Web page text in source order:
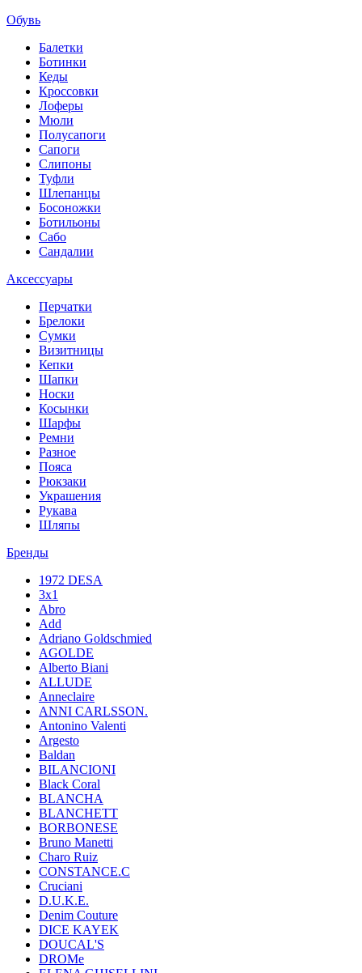
Обувь
Балетки
Ботинки
Кеды
Кроссовки
Лоферы
Мюли
Полусапоги
Сапоги
Слипоны
Туфли
Шлепанцы
Босоножки
Ботильоны
Сабо
Сандалии
Аксессуары
Перчатки
Брелоки
Сумки
Визитницы
Кепки
Шапки
Носки
Косынки
Шарфы
Ремни
Разное
Пояса
Рюкзаки
Украшения
Рукава
Шляпы
Бренды
1972 DESA
3x1
Abro
Add
Adriano Goldschmied
AGOLDE
Alberto Biani
ALLUDE
Anneclaire
ANNI CARLSSON.
Antonino Valenti
Argesto
Baldan
BILANCIONI
Black Coral
BLANCHA
BLANCHETT
BORBONESE
Bruno Manetti
Charo Ruiz
CONSTANCE.C
Cruciani
D.U.K.E.
Denim Couture
DICE KAYEK
DOUCAL'S
DROMe